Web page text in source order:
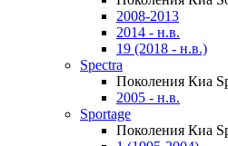
2008-2013
2014 - н.в.
19 (2018 - н.в.)
Spectra
Поколения Киа
2005 - н.в.
Sportage
Поколения Киа